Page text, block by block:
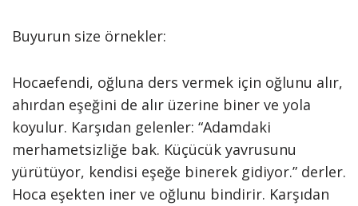
Buyurun size örnekler:
Hocaefendi, oğluna ders vermek için oğlunu alır,
ahırdan eşeğini de alır üzerine biner ve yola
koyulur. Karşıdan gelenler: “Adamdaki
merhametsizliğe bak. Küçücük yavrusunu
yürütüyor, kendisi eşeğe binerek gidiyor.” derler.
Hoca eşekten iner ve oğlunu bindirir. Karşıdan